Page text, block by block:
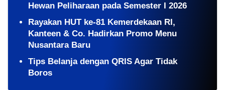
Hewan Peliharaan pada Semester I 2026
Rayakan HUT ke-81 Kemerdekaan RI,
Kanteen & Co. Hadirkan Promo Menu
Nusantara Baru
Tips Belanja dengan QRIS Agar Tidak
Boros